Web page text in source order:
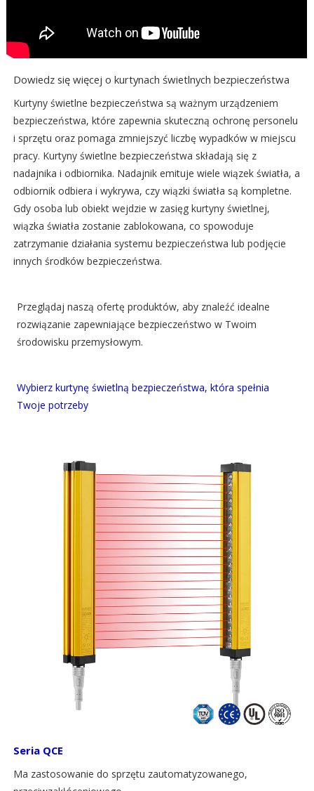
Dowiedz się więcej o kurtynach świetlnych bezpieczeństwa
Kurtyny świetlne bezpieczeństwa są ważnym urządzeniem
bezpieczeństwa, które zapewnia skuteczną ochronę personelu
i sprzętu oraz pomaga zmniejszyć liczbę wypadków w miejscu
pracy. Kurtyny świetlne bezpieczeństwa składają się z
nadajnika i odbiornika. Nadajnik emituje wiele wiązek światła, a
odbiornik odbiera i wykrywa, czy wiązki światła są kompletne.
Gdy osoba lub obiekt wejdzie w zasięg kurtyny świetlnej,
wiązka światła zostanie zablokowana, co spowoduje
zatrzymanie działania systemu bezpieczeństwa lub podjęcie
innych środków bezpieczeństwa.
Przeglądaj naszą ofertę produktów, aby znaleźć idealne
rozwiązanie zapewniające bezpieczeństwo w Twoim
środowisku przemysłowym.
Wybierz kurtynę świetlną bezpieczeństwa, która spełnia
Twoje potrzeby
Seria QCE
Ma zastosowanie do sprzętu zautomatyzowanego,